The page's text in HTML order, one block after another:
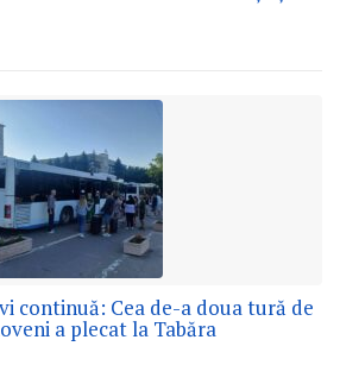
continuă: Cea de-a doua tură de
a plecat la Tabăra